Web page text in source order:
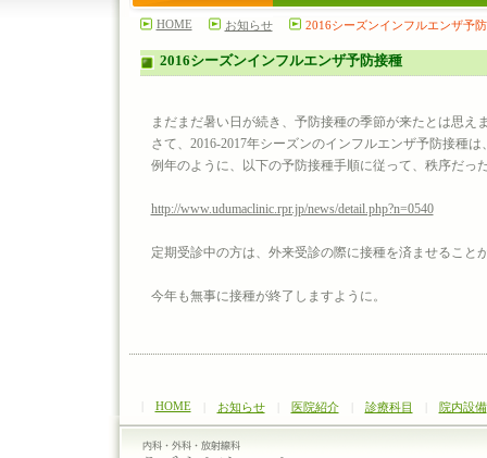
HOME お知らせ 2016シーズンインフルエンザ予
2016シーズンインフルエンザ予防接種
まだまだ暑い日が続き、予防接種の季節が来たとは思え
さて、2016-2017年シーズンのインフルエンザ予防接種は
例年のように、以下の予防接種手順に従って、秩序だっ
http://www.udumaclinic.rpr.jp/news/detail.php?n=0540
定期受診中の方は、外来受診の際に接種を済ませること
今年も無事に接種が終了しますように。
HOME| お知らせ| 医院紹介| 診療科目 院内設備